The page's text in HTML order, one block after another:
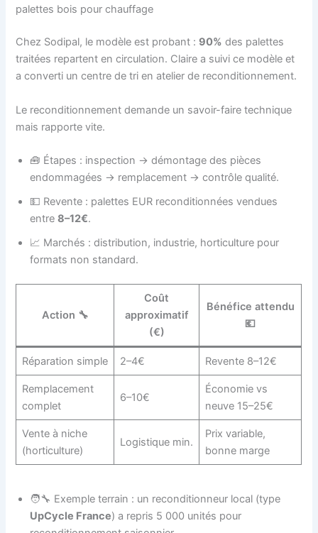
palettes bois pour chauffage
Chez Sodipal, le modèle est probant : 90% des palettes
traitées repartent en circulation. Claire a suivi ce modèle et
a converti un centre de tri en atelier de reconditionnement.
Le reconditionnement demande un savoir-faire technique
mais rapporte vite.
🧰 Étapes : inspection → démontage des pièces
endommagées → remplacement → contrôle qualité.
💵 Revente : palettes EUR reconditionnées vendues
entre8–12€.
📈 Marchés : distribution, industrie, horticulture pour
formats non standard.
Action 🔧
Coût
approximatif
(€)
Bénéfice attendu
💶
Réparation simple 2–4€ Revente 8–12€
Remplacement
complet
6–10€
Économie vs
neuve 15–25€
Vente à niche
(horticulture)
Logistique min.
Prix variable,
bonne marge
🧑‍🔧 Exemple terrain : un reconditionneur local (type
UpCycle France) a repris 5 000 unités pour